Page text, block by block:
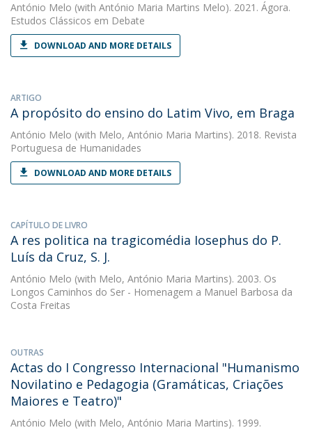
António Melo (with António Maria Martins Melo). 2021. Ágora.
Estudos Clássicos em Debate
DOWNLOAD AND MORE DETAILS
ARTIGO
A propósito do ensino do Latim Vivo, em Braga
António Melo (with Melo, António Maria Martins). 2018. Revista
Portuguesa de Humanidades
DOWNLOAD AND MORE DETAILS
CAPÍTULO DE LIVRO
A res politica na tragicomédia Iosephus do P.
Luís da Cruz, S. J.
António Melo (with Melo, António Maria Martins). 2003. Os
Longos Caminhos do Ser - Homenagem a Manuel Barbosa da
Costa Freitas
OUTRAS
Actas do I Congresso Internacional "Humanismo
Novilatino e Pedagogia (Gramáticas, Criações
Maiores e Teatro)"
António Melo (with Melo, António Maria Martins). 1999.